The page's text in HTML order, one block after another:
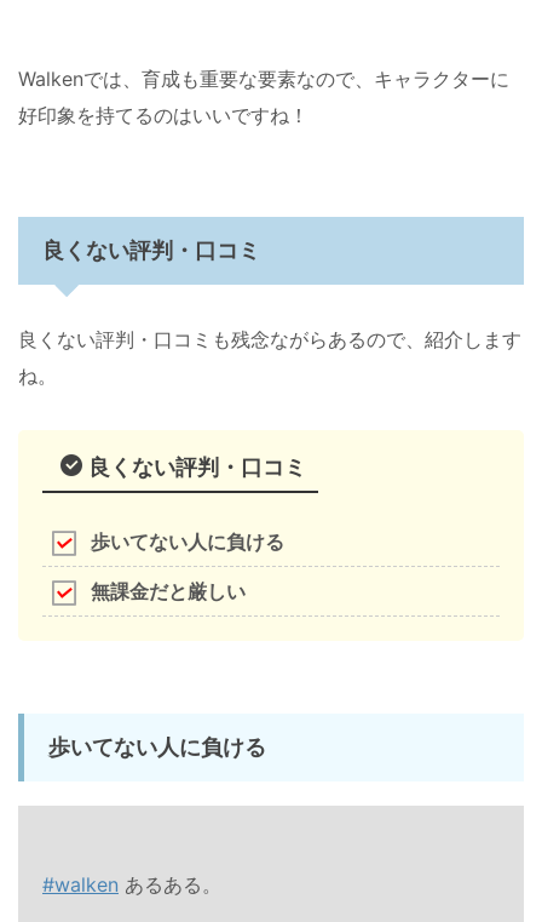
Walkenでは、育成も重要な要素なので、キャラクターに
好印象を持てるのはいいですね！
良くない評判・口コミ
良くない評判・口コミも残念ながらあるので、紹介します
ね。
良くない評判・口コミ
歩いてない人に負ける
無課金だと厳しい
歩いてない人に負ける
#walken あるある。